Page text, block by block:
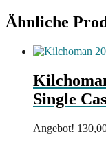
Ähnliche
Single
Angebot!